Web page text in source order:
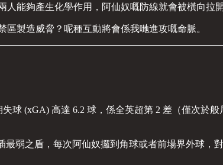
能夠產生化學作用，阿仙奴嘅防線就會被橫向拉
製造威脅？呢種互動將會係我哋進攻嘅命脈。
球 (xGA) 高達 6.2 球，係全英超第 2 差（僅次於
弱之盾，每次阿仙奴攞到角球或者前場界外球，